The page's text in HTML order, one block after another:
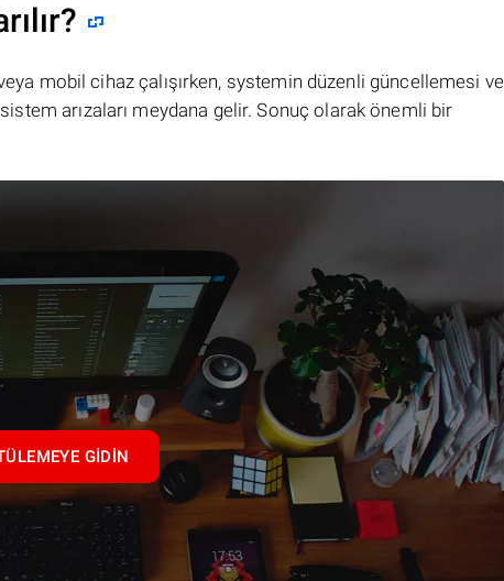
mobil cihaz çalışırken, systemin düzenli güncellemesi ve
arızaları meydana gelir. Sonuç olarak önemli bir
GIDIN